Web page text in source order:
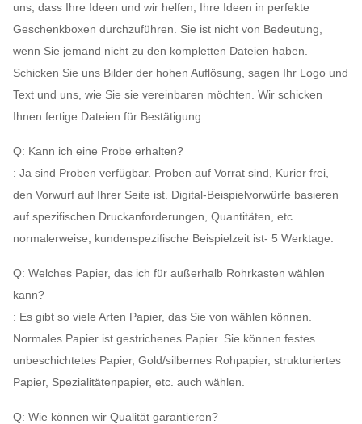
uns, dass Ihre Ideen und wir helfen, Ihre Ideen in perfekte
Geschenkboxen durchzuführen. Sie ist nicht von Bedeutung,
wenn Sie jemand nicht zu den kompletten Dateien haben.
Schicken Sie uns Bilder der hohen Auflösung, sagen Ihr Logo und
Text und uns, wie Sie sie vereinbaren möchten. Wir schicken
Ihnen fertige Dateien für Bestätigung.
Q: Kann ich eine Probe erhalten?
: Ja sind Proben verfügbar. Proben auf Vorrat sind, Kurier frei,
den Vorwurf auf Ihrer Seite ist. Digital-Beispielvorwürfe basieren
auf spezifischen Druckanforderungen, Quantitäten, etc.
normalerweise, kundenspezifische Beispielzeit ist- 5 Werktage.
Q: Welches Papier, das ich für außerhalb Rohrkasten wählen
kann?
: Es gibt so viele Arten Papier, das Sie von wählen können.
Normales Papier ist gestrichenes Papier. Sie können festes
unbeschichtetes Papier, Gold/silbernes Rohpapier, strukturiertes
Papier, Spezialitätenpapier, etc. auch wählen.
Q: Wie können wir Qualität garantieren?